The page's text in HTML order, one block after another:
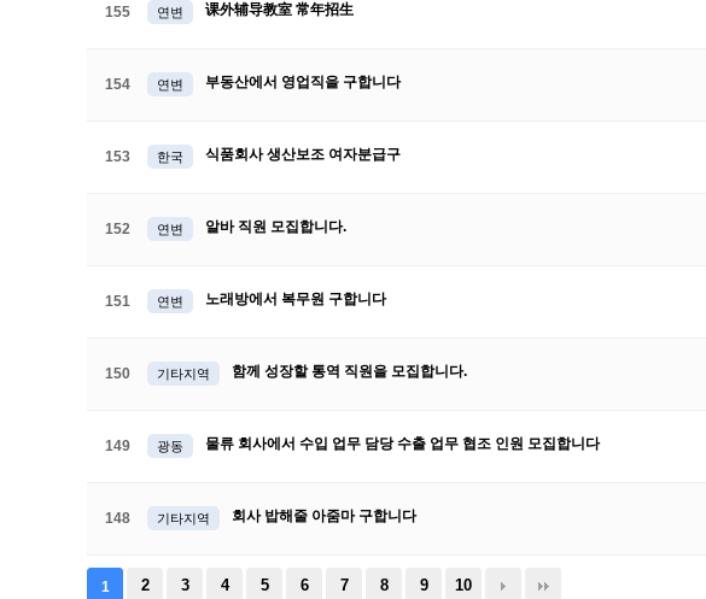
155 연변 课外辅导教室 常年招生
154 연변 부동산에서 영업직을 구합니다
153 한국 식품회사 생산보조 여자분급구
152 연변 알바 직원 모집합니다.
151 연변 노래방에서 복무원 구합니다
150 기타지역 함께 성장할 통역 직원을 모집합니다.
149 광동 물류 회사에서 수입 업무 담당 수출 업무 협조 인원 모집합니다
148 기타지역 회사 밥해줄 아줌마 구합니다
1 2 3 4 5 6 7 8 9 10